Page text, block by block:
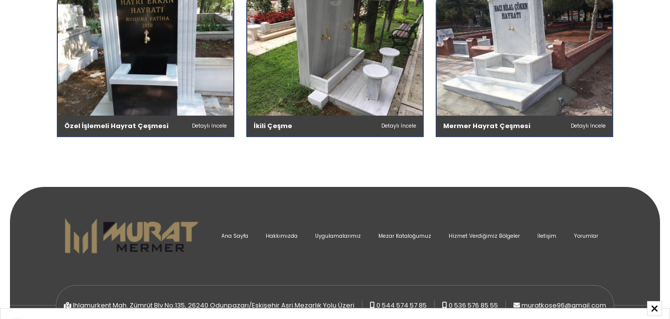
Özel İşlemeli Hayrat Çeşmesi Detaylı İncele İkili Çeşme Detaylı İncele Mermer Hayrat Çeşmesi Detaylı İncele
Ana Sayfa Hakkımızda Uygulamalarımız Mezar Kataloğumuz Hizmet Verdiğimiz Bölgeler İletişim Yorumlar
Ihlamurkent Mah. Zümrüt Blv No:135, 26240 Odunpazarı/Eskişehir Asri Mezarlık Yolu Üzeri 0 544 574 57 85 0 536 576 85 55 muratkose96@gmail.com